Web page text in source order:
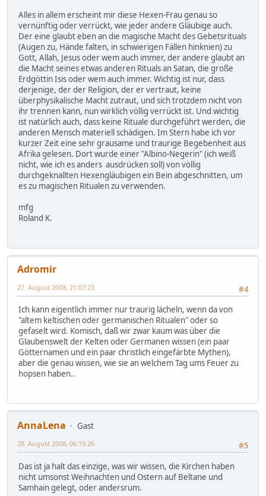
Alles in allem erscheint mir diese Hexen-Frau genau so
vernünftig oder verrückt, wie jeder andere Gläubige auch.
Der eine glaubt eben an die magische Macht des Gebetsrituals
(Augen zu, Hände falten, in schwierigen Fällen hinknien) zu
Gott, Allah, Jesus oder wem auch immer, der andere glaubt an
die Macht seines etwas anderen Rituals an Satan, die große
Erdgöttin Isis oder wem auch immer. Wichtig ist nur, dass
derjenige, der der Religion, der er vertraut, keine
überphysikalische Macht zutraut, und sich trotzdem nicht von
ihr trennen kann, nun wirklich völlig verrückt ist. Und wichtig
ist natürlich auch, dass keine Rituale durchgeführt werden, die
anderen Mensch materiell schädigen. Im Stern habe ich vor
kurzer Zeit eine sehr grausame und traurige Begebenheit aus
Afrika gelesen. Dort wurde einer "Albino-Negerin" (ich weiß
nicht, wie ich es anders ausdrücken soll) von völlig
durchgeknallten Hexengläubigen ein Bein abgeschnitten, um
es zu magischen Ritualen zu verwenden.
mfg
Roland K.
Adromir
#4
27. August 2008, 21:07:23
Ich kann eigentlich immer nur traurig lächeln, wenn da von
"altem keltischen oder germanischen Ritualen" oder so
gefaselt wird. Komisch, daß wir zwar kaum was über die
Glaubenswelt der Kelten oder Germanen wissen (ein paar
Götternamen und ein paar christlich eingefärbte Mythen),
aber die genau wissen, wie sie an welchem Tag ums Feuer zu
hopsen haben..
AnnaLena
Gast
#5
28. August 2008, 06:19:26
Das ist ja halt das einzige, was wir wissen, die Kirchen haben
nicht umsonst Weihnachten und Ostern auf Beltane und
Samhain gelegt, oder andersrum.